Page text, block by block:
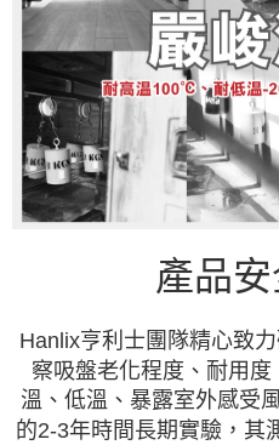
產品
Hanlix亨利士團隊精心致
察吸盤老化程度、耐用
溫、低溫、暴露室外感受
的2-3年時間長期實驗，其